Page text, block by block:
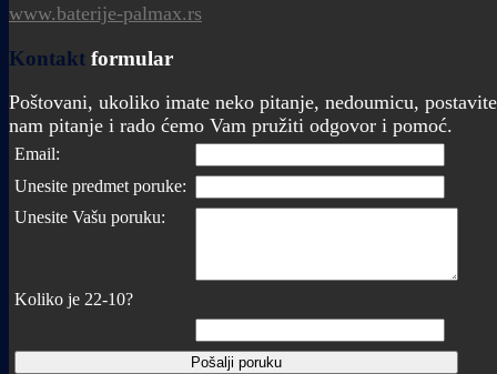
www.baterije-palmax.rs
Kontakt formular
Poštovani, ukoliko imate neko pitanje, nedoumicu, postavite
nam pitanje i rado ćemo Vam pružiti odgovor i pomoć.
Email:
Unesite predmet poruke:
Unesite Vašu poruku:
Koliko je 22-10?